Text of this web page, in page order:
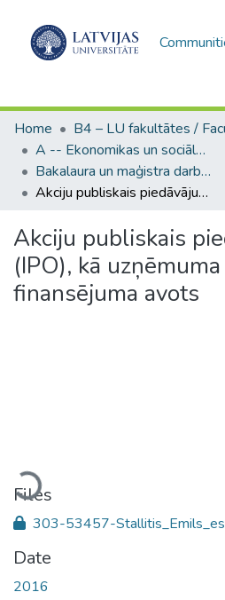
Home
A -- Ekonomikas un sociālo zinātņu fakultāte / Faculty of Economics and Social Sciences
Bakalaura un maģistra darbi (ESZF) / Bachelor's and Master's theses
Akciju publiskais piedāvājums (IPO), kā uzņēmuma ārējais finansējuma avots
Akciju publiskais
(IPO), kā
finansējuma avots
Loading...
Files
303-53457-
Date
2016